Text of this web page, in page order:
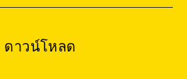
ดาวน์โหลด